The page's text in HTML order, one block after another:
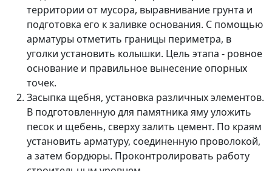
территории от мусора, выравнивание грунта и
подготовка его к заливке основания. С помощью
арматуры отметить границы периметра, в
уголки установить колышки. Цель этапа - ровное
основание и правильное вынесение опорных
точек.
Засыпка щебня, установка различных элементов.
В подготовленную для памятника яму уложить
песок и щебень, сверху залить цемент. По краям
установить арматуру, соединенную проволокой,
а затем бордюры. Проконтролировать работу